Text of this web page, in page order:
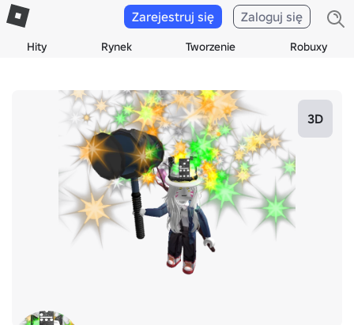
Hity Rynek Tworzenie Robuxy
Zarejestruj się Zaloguj się
3D